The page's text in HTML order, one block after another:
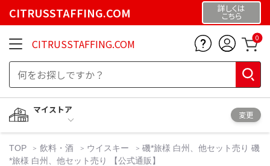
CITRUSSTAFFING.COM 詳しくは
こちら
CITRUSSTAFFING.COM 0
マイストア
変更
TOP 飲料・酒 ウイスキー
磯*旅様 白州、他セット売り 磯
*旅様 白州、他セット売り 【公式通販】